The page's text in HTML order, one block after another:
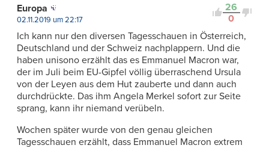
26
0
Europa
02.11.2019 um 22:17
Ich kann nur den diversen Tagesschauen in Österreich,
Deutschland und der Schweiz nachplappern. Und die
haben unisono erzählt das es Emmanuel Macron war,
der im Juli beim EU-Gipfel völlig überraschend Ursula
von der Leyen aus dem Hut zauberte und dann auch
durchdrückte. Das ihm Angela Merkel sofort zur Seite
sprang, kann ihr niemand verübeln.
Wochen später wurde von den genau gleichen
Tagesschauen erzählt, dass Emmanuel Macron extrem